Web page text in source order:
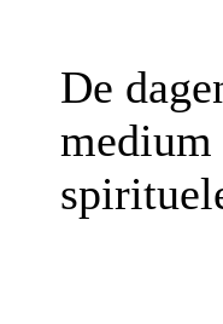
De
medium